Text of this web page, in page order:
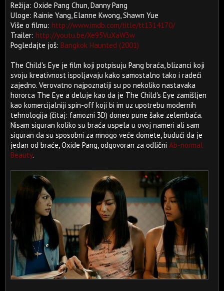
Režija: Oxide Pang Chun, Danny Pang
Uloge: Rainie Yang, Elanne Kwong, Shawn Yue
Više o filmu: http://www.imdb.com/title/tt1314170/
Trailer: http://youtu.be/Xe95VuXaW3w
Pogledajte još: Bangkok Haunted (2001)
The Child's Eye je film koji potpisuju Pang braća, blizanci koji
svoju kreativnost ispoljavaju kako samostalno tako i radeći
zajedno. Verovatno najpoznatiji su po nekoliko nastavaka
hororca The Eye a deluje kao da je The Child's Eye zamišljen
kao komercijalniji spin-off koji bi im uz upotrebu modernih
tehnologija (čitaj: famozni 3D) doneo pune šake zelembaća.
Nisam siguran koliko su braća uspela u ovoj nameri ali sam
siguran da su sposobni za mnogo veće domete, budući da je
jedan od braće, Oxide Pang, odgovoran za odlični Ab-normal
Beauty.